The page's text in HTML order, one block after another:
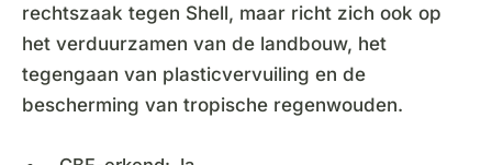
rechtszaak tegen Shell, maar richt zich ook op
het verduurzamen van de landbouw, het
tegengaan van plasticvervuiling en de
bescherming van tropische regenwouden.